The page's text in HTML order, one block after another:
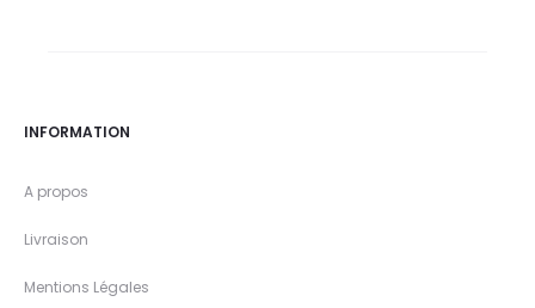
INFORMATION
A propos
Livraison
Mentions Légales